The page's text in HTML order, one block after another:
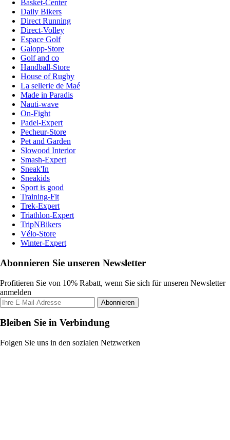
Basket-Center
Daily Bikers
Direct Running
Direct-Volley
Espace Golf
Galopp-Store
Golf and co
Handball-Store
House of Rugby
La sellerie de Maé
Made in Paradis
Nauti-wave
On-Fight
Padel-Expert
Pecheur-Store
Pet and Garden
Slowood Interior
Smash-Expert
Sneak'In
Sneakids
Sport is good
Training-Fit
Trek-Expert
Triathlon-Expert
TripNBikers
Vélo-Store
Winter-Expert
Abonnieren Sie unseren Newsletter
Profitieren Sie von 10% Rabatt, wenn Sie sich für unseren Newsletter
anmelden
Abonnieren
Bleiben Sie in Verbindung
Folgen Sie uns in den sozialen Netzwerken